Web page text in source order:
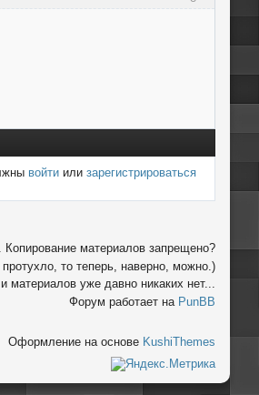
войти или зарегистрироваться
материалов запрещено?
то теперь, наверно, можно.)
материалов уже давно никаких нет...
Форум работает на PunBB
Оформление на основе KushiThemes